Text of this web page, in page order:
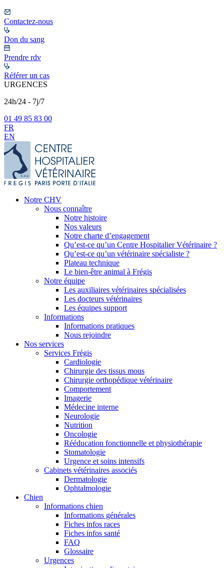
Contactez-nous
Don du sang
Prendre rdv
Référer un cas
URGENCES
24h/24 - 7j/7
01 49 85 83 00
FR
EN
Notre CHV
Nous connaître
Notre histoire
Nos valeurs
Notre charte d’engagement
Qu’est-ce qu’un Centre Hospitalier Vétérinaire ?
Qu’est-ce qu’un vétérinaire spécialiste ?
Plateau technique
Le bien-être animal à Frégis
Notre équipe
Les auxiliaires vétérinaires spécialisées
Les docteurs vétérinaires
Les équipes support
Informations
Informations pratiques
Nous rejoindre
Nos services
Services Frégis
Cardiologie
Chirurgie des tissus mous
Chirurgie orthopédique vétérinaire
Comportement
Imagerie
Médecine interne
Neurologie
Nutrition
Oncologie
Rééducation fonctionnelle et physiothérapie
Stomatologie
Urgence et soins intensifs
Cabinets vétérinaires associés
Dermatologie
Ophtalmologie
Chien
Informations chien
Informations générales
Fiches infos races
Fiches infos santé
FAQ
Glossaire
Urgences